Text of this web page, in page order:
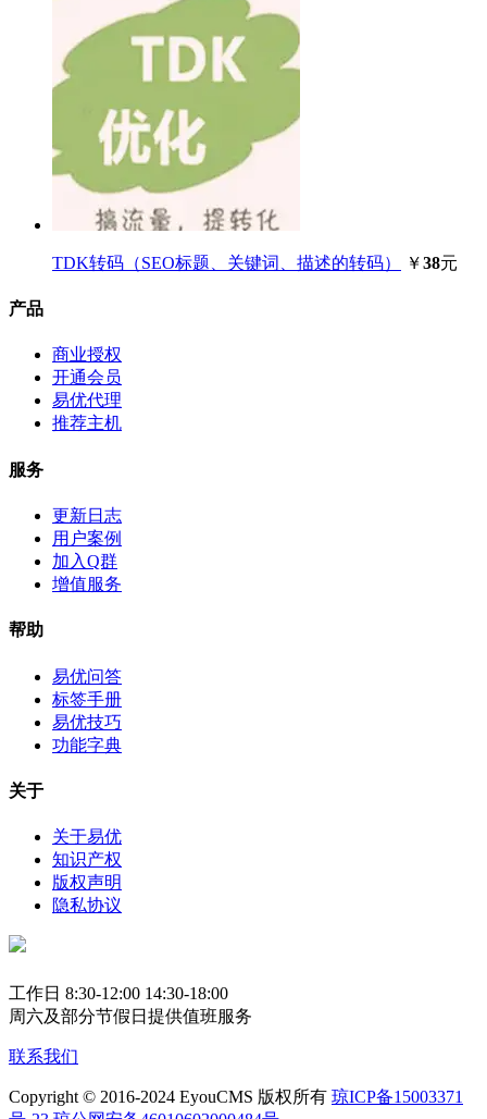
TDK转码（SEO标题、关键词、描述的转码） ￥38元
产品
商业授权
开通会员
易优代理
推荐主机
服务
更新日志
用户案例
加入Q群
增值服务
帮助
易优问答
标签手册
易优技巧
功能字典
关于
关于易优
知识产权
版权声明
隐私协议
工作日 8:30-12:00 14:30-18:00
周六及部分节假日提供值班服务
联系我们
Copyright © 2016-2024 EyouCMS 版权所有 琼ICP备15003371